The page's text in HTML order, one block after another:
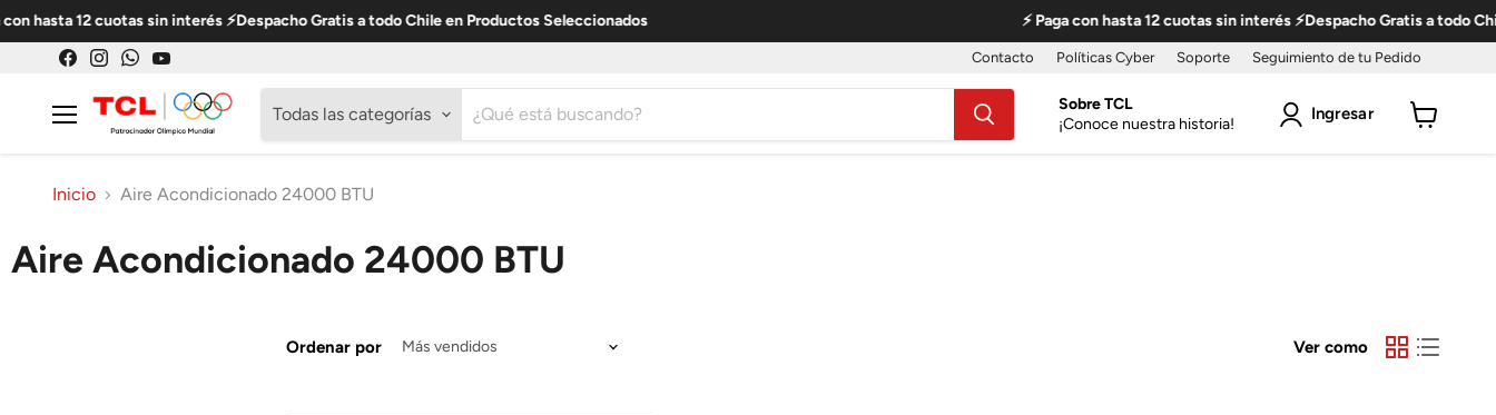
hasta 12 cuotas sin interés ⚡Despacho Gratis a todo Chile en Productos Seleccionados ⚡ Paga con hasta 12 cuotas sin interés ⚡Despacho Gratis a todo
Facebook
en
Instagram
en
WhatsApp
en
YouTube
Contacto Políticas Cyber Soporte Seguimiento de tu Pedido
Todas las categorías
Sobre TCL
¡Conoce nuestra historia!
Ingresar
Inicio
Aire Acondicionado 24000 BTU
Aire Acondicionado 24000 BTU
Ordenar por Ver como